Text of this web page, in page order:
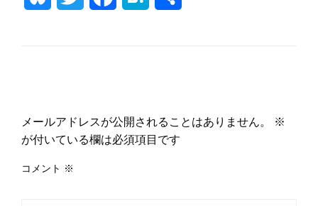
メールアドレスが公開されることはありません。
※
が付いている欄は必須項目です
コメント ※